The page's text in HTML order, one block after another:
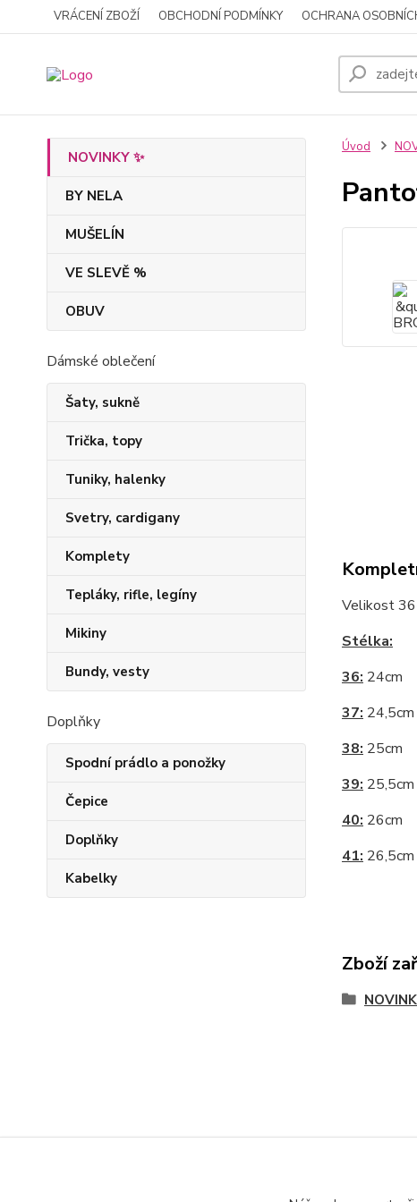
VRÁCENÍ ZBOŽÍ OBCHODNÍ PODMÍNKY OCHRANA
NOVINKY ✨
BY NELA
MUŠELÍN
VE SLEVĚ %
OBUV
Dámské oblečení
Šaty, sukně
Trička, topy
Tuniky, halenky
Svetry, cardigany
Komplety
Tepláky, rifle, legíny
Mikiny
Bundy, vesty
Doplňky
Spodní prádlo a ponožky
Čepice
Doplňky
Kabelky
Úvod
Velikost
Stélka:
36: 24cm
37: 24,5cm
38: 25cm
39: 25,5cm
40: 26cm
41: 26,5cm
Zboží